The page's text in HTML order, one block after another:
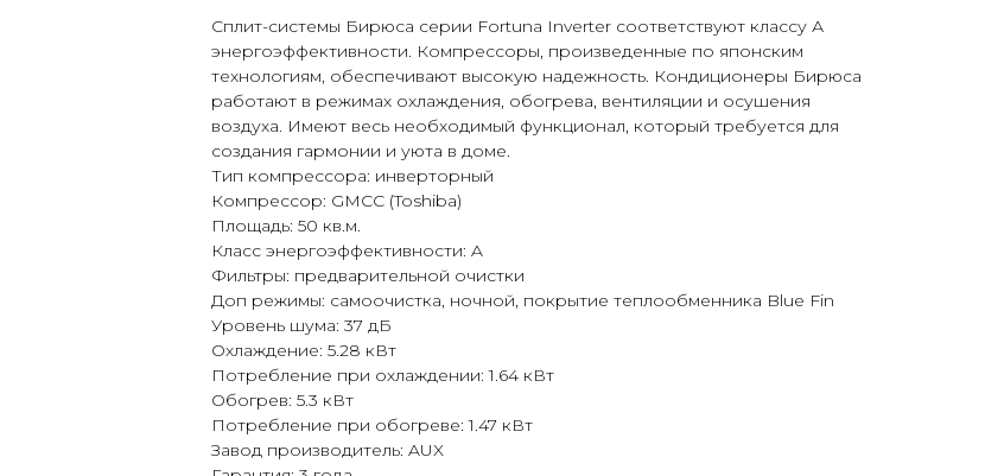
Сплит-системы Бирюса серии Fortuna Inverter соответствуют классу А
энергоэффективности. Компрессоры, произведенные по японским
технологиям, обеспечивают высокую надежность. Кондиционеры Бирюса
работают в режимах охлаждения, обогрева, вентиляции и осушения
воздуха. Имеют весь необходимый функционал, который требуется для
создания гармонии и уюта в доме.
Тип компрессора: инверторный
Компрессор: GMCC (Toshiba)
Площадь: 50 кв.м.
Класс энергоэффективности: A
Фильтры: предварительной очистки
Доп режимы: самоочистка, ночной, покрытие теплообменника Blue Fin
Уровень шума: 37 дБ
Охлаждение: 5.28 кВт
Потребление при охлаждении: 1.64 кВт
Обогрев: 5.3 кВт
Потребление при обогреве: 1.47 кВт
Завод производитель: AUX